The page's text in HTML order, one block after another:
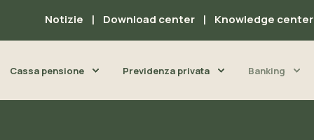
Notizie Download center Knowledge center
Cassa pensione Previdenza privata Banking